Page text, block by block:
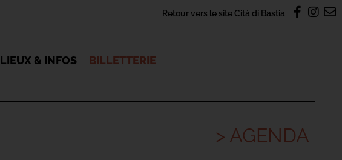
Retour vers le site Cità di Bastia
LIEUX & INFOS BILLETTERIE
> AGENDA